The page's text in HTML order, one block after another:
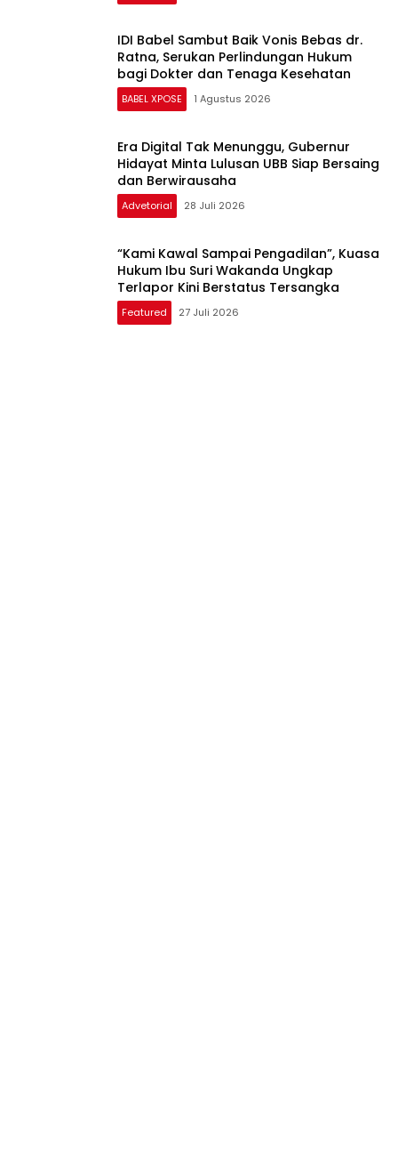
IDI Babel Sambut Baik Vonis Bebas dr.
Ratna, Serukan Perlindungan Hukum
bagi Dokter dan Tenaga Kesehatan
BABEL XPOSE 1 Agustus 2026
Era Digital Tak Menunggu, Gubernur
Hidayat Minta Lulusan UBB Siap Bersaing
dan Berwirausaha
Advetorial 28 Juli 2026
“Kami Kawal Sampai Pengadilan”, Kuasa
Hukum Ibu Suri Wakanda Ungkap
Terlapor Kini Berstatus Tersangka
Featured 27 Juli 2026